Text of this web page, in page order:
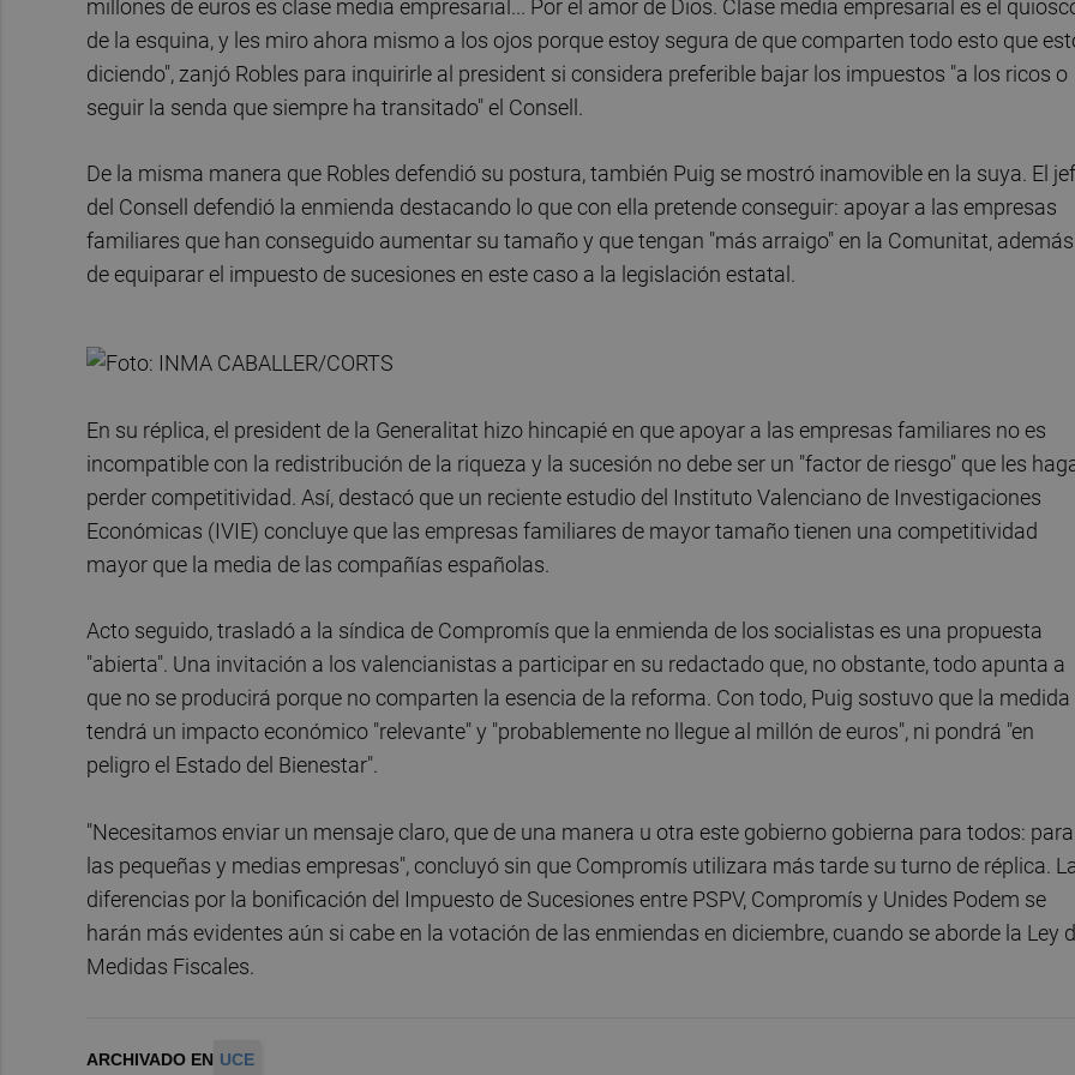
millones de euros es clase media empresarial... Por el amor de Dios. Clase media empresarial es el
de la esquina, y les miro ahora mismo a los ojos porque estoy segura de que comparten todo esto que
diciendo", zanjó Robles para inquirirle al president si considera preferible bajar los impuestos "a los ricos o
seguir la senda que siempre ha transitado" el Consell.
De la misma manera que Robles defendió su postura, también Puig se mostró inamovible en la suya. El
del Consell defendió la enmienda destacando lo que con ella pretende conseguir: apoyar a las empresas
familiares que han conseguido aumentar su tamaño y que tengan "más arraigo" en la Comunitat, además
de equiparar el impuesto de sucesiones en este caso a la legislación estatal.
En su réplica, el president de la Generalitat hizo hincapié en que apoyar a las empresas familiares no es
incompatible con la redistribución de la riqueza y la sucesión no debe ser un "factor de riesgo" que les
perder competitividad. Así, destacó que un reciente estudio del Instituto Valenciano de Investigaciones
Económicas (IVIE) concluye que las empresas familiares de mayor tamaño tienen una competitividad
mayor que la media de las compañías españolas.
Acto seguido, trasladó a la síndica de Compromís que la enmienda de los socialistas es una propuesta
"abierta". Una invitación a los valencianistas a participar en su redactado que, no obstante, todo apunta a
que no se producirá porque no comparten la esencia de la reforma. Con todo, Puig sostuvo que la medida
tendrá un impacto económico "relevante" y "probablemente no llegue al millón de euros", ni pondrá "en
peligro el Estado del Bienestar".
"Necesitamos enviar un mensaje claro, que de una manera u otra este gobierno gobierna para todos: para
las pequeñas y medias empresas", concluyó sin que Compromís utilizara más tarde su turno de réplica.
diferencias por la bonificación del Impuesto de Sucesiones entre PSPV, Compromís y Unides Podem se
harán más evidentes aún si cabe en la votación de las enmiendas en diciembre, cuando se aborde la Ley
Medidas Fiscales.
ARCHIVADO EN UCE